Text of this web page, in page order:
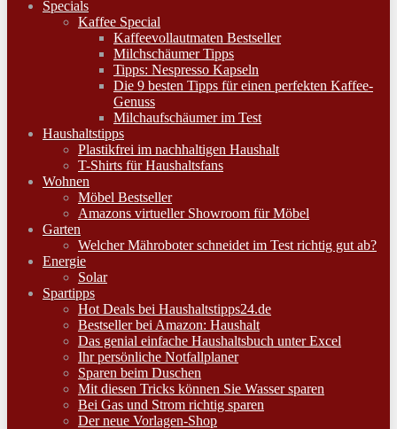
Specials
Kaffee Special
Kaffeevollautmaten Bestseller
Milchschäumer Tipps
Tipps: Nespresso Kapseln
Die 9 besten Tipps für einen perfekten Kaffee-
Genuss
Milchaufschäumer im Test
Haushaltstipps
Plastikfrei im nachhaltigen Haushalt
T-Shirts für Haushaltsfans
Wohnen
Möbel Bestseller
Amazons virtueller Showroom für Möbel
Garten
Welcher Mähroboter schneidet im Test richtig gut ab?
Energie
Solar
Spartipps
Hot Deals bei Haushaltstipps24.de
Bestseller bei Amazon: Haushalt
Das genial einfache Haushaltsbuch unter Excel
Ihr persönliche Notfallplaner
Sparen beim Duschen
Mit diesen Tricks können Sie Wasser sparen
Bei Gas und Strom richtig sparen
Der neue Vorlagen-Shop